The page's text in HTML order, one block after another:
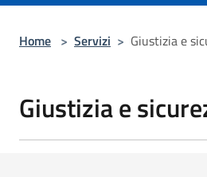
Home > Servizi > Giustizia e
Giustizia e